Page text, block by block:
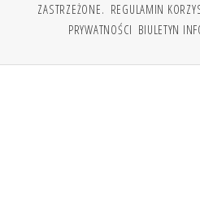
ZASTRZEŻONE. REGULAMIN
PRYWATNOŚCI BIULETYN